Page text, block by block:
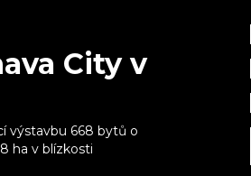
City v
výstavbu 668 bytů o
ha v blízkosti